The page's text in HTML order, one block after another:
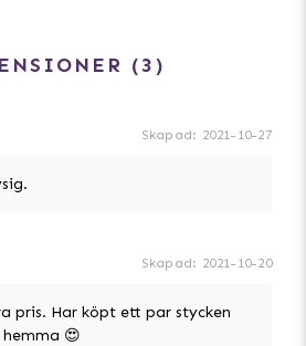
3
Skapad: 2021-10-27
Skapad: 2021-10-20
pris. Har köpt ett par stycken
😍